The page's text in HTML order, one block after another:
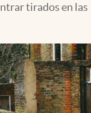
tirados en las